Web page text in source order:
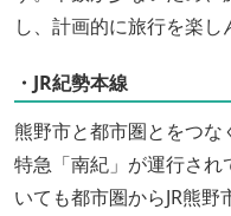
し、計画的に旅行を楽し
・JR紀勢本線
熊野市と都市圏とをつ
特急「南紀」が運行さ
いても都市圏からJR熊